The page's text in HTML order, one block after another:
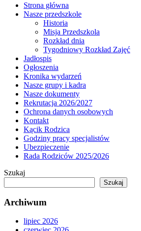
Strona główna
Nasze przedszkole
Historia
Misja Przedszkola
Rozkład dnia
Tygodniowy Rozkład Zajęć
Jadłospis
Ogłoszenia
Kronika wydarzeń
Nasze grupy i kadra
Nasze dokumenty
Rekrutacja 2026/2027
Ochrona danych osobowych
Kontakt
Kącik Rodzica
Godziny pracy specjalistów
Ubezpieczenie
Rada Rodziców 2025/2026
Szukaj
Szukaj
Archiwum
lipiec 2026